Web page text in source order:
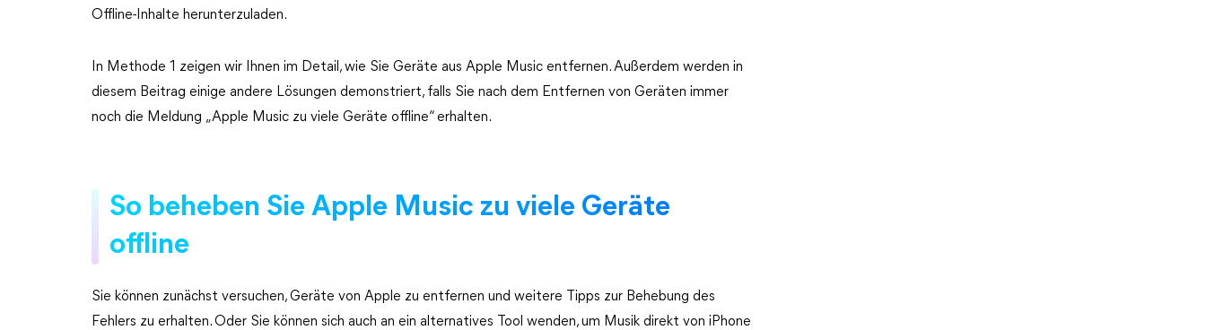
Offline-Inhalte herunterzuladen.
In Methode 1 zeigen wir Ihnen im Detail, wie Sie Geräte aus Apple Music entfernen. Außerdem werden in
diesem Beitrag einige andere Lösungen demonstriert, falls Sie nach dem Entfernen von Geräten immer
noch die Meldung „Apple Music zu viele Geräte offline“ erhalten.
So beheben Sie Apple Music zu viele Geräte
offline
Sie können zunächst versuchen, Geräte von Apple zu entfernen und weitere Tipps zur Behebung des
Fehlers zu erhalten. Oder Sie können sich auch an ein alternatives Tool wenden, um Musik direkt von iPhone